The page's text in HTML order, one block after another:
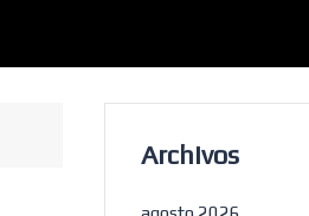
Archivos